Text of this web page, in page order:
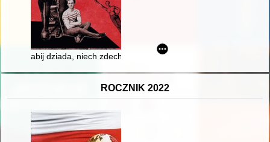
abij dziada, niech zdechnie..." - rzecz o przedwojennych
ROCZNIK 2022